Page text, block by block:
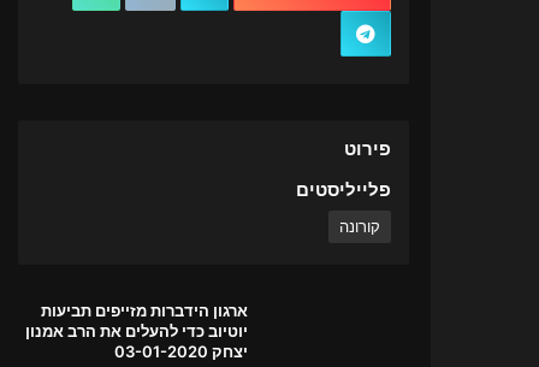
פירוט
פלייליסטים
קורונה
ארגון הידברות מזייפים תביעות
יוטיוב כדי להעלים את הרב אמנון
יצחק 03-01-2020